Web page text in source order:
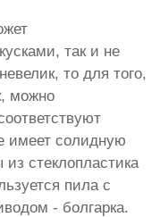
так и не
то для того,
можно
имеет солидную
стеклопластика
пила с
- болгарка.